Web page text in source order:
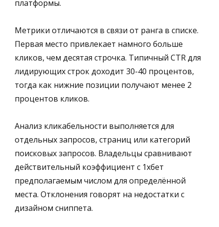
платформы.
Метрики отличаются в связи от ранга в списке.
Первая место привлекает намного больше
кликов, чем десятая строчка. Типичный CTR для
лидирующих строк доходит 30-40 процентов,
тогда как нижние позиции получают менее 2
процентов кликов.
Анализ кликабельности выполняется для
отдельных запросов, страниц или категорий
поисковых запросов. Владельцы сравнивают
действительный коэффициент с 1хбет
предполагаемым числом для определённой
места. Отклонения говорят на недостатки с
дизайном сниппета.